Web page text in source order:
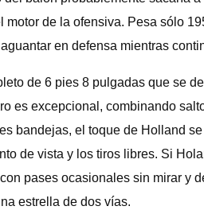
motor de la ofensiva. Pesa sólo
en defensa mientras
de 6 pies 8 pulgadas que se
es excepcional, combinando
bandejas, el toque de Holland
de vista y los tiros libres. Si
pases ocasionales sin mirar y
estrella de dos vías.